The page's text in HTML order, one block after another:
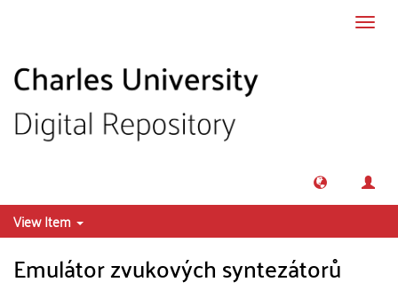
View Item
Emulátor zvukových syntezátorů